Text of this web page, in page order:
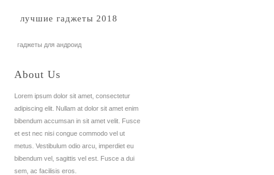
лучшие гаджеты 2018
гаджеты для андроид
About Us
Lorem ipsum dolor sit amet, consectetur
adipiscing elit. Nullam at dolor sit amet enim
bibendum accumsan in sit amet velit. Fusce
et est nec nisi congue commodo vel ut
metus. Vestibulum odio arcu, imperdiet eu
bibendum vel, sagittis vel est. Fusce a dui
sem, ac facilisis eros.